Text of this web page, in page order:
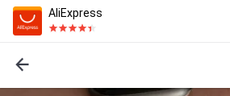
AliExpress